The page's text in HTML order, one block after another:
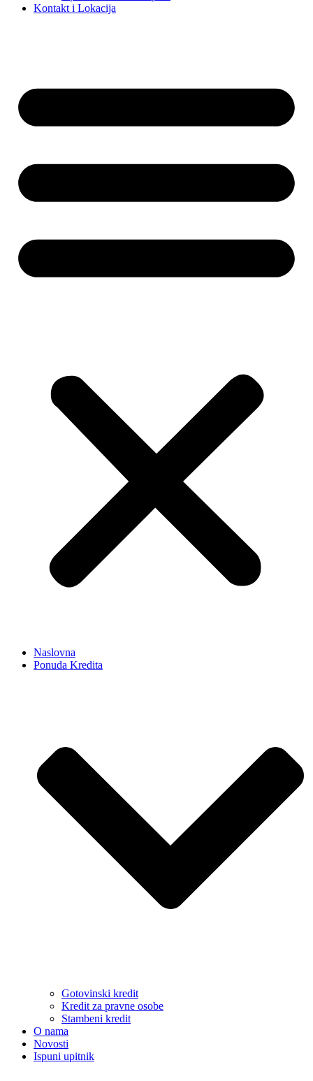
Kontakt i Lokacija
Naslovna
Ponuda Kredita
Gotovinski kredit
Kredit za pravne osobe
Stambeni kredit
O nama
Novosti
Ispuni upitnik